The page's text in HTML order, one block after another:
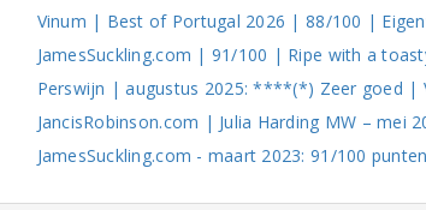
Vinum | Best of Portugal 2026 | 88/100 |
JamesSuckling.com | 91/100 | Ripe with a
Perswijn | augustus 2025: ****(*) Zeer goed |
JancisRobinson.com | Julia Harding MW –
JamesSuckling.com - maart 2023: 91/100